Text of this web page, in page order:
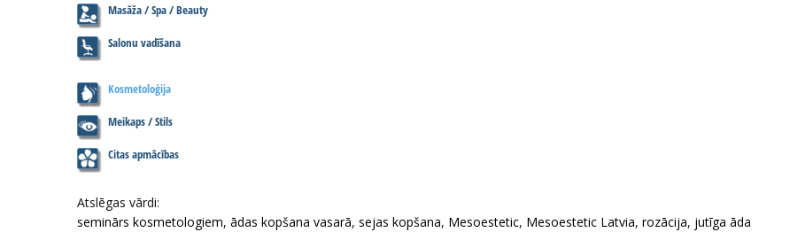
Masāža / Spa / Beauty
Salonu vadīšana
Kosmetoloģija
Meikaps / Stils
Citas apmācības
Atslēgas vārdi:
seminārs kosmetologiem, ādas kopšana vasarā, sejas kopšana, Mesoestetic, Mesoestetic Latvia, rozācija, jutīga āda